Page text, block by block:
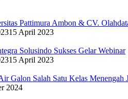
Pattimura Ambon & CV.
15 April 2023
Solusindo Sukses Gelar Webinar
15 April 2023
Galon Salah Satu Kelas Menengah
2024